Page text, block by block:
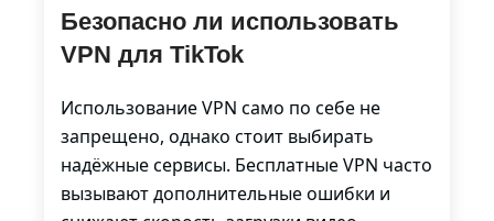
Безопасно ли использовать
VPN для TikTok
Использование VPN само по себе не
запрещено, однако стоит выбирать
надёжные сервисы. Бесплатные VPN часто
вызывают дополнительные ошибки и